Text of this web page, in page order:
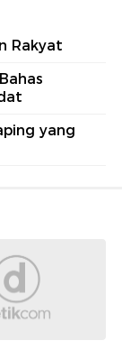
Rakyat
yang